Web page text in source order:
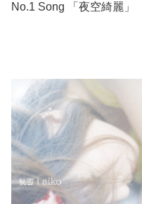
No.1 Song 「夜空綺麗」